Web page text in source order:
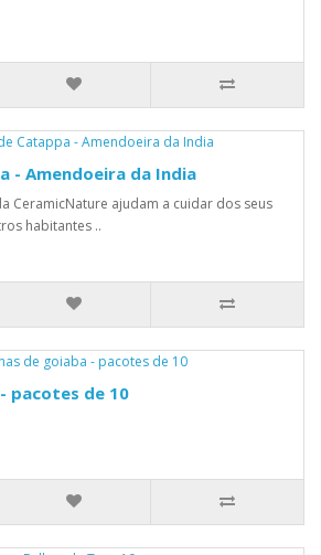
- Amendoeira da India
CeramicNature ajudam a cuidar dos seus
habitantes ..
pacotes de 10